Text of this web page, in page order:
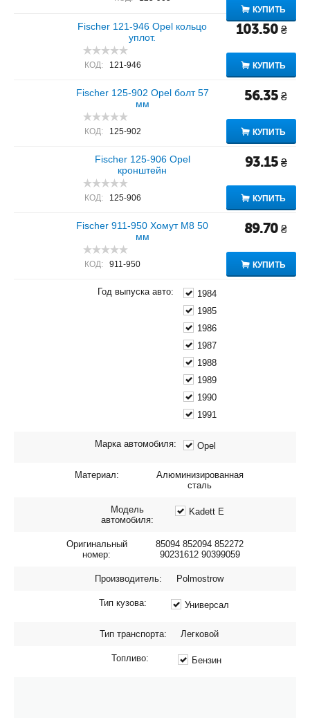
КУПИТЬ
Fischer 121-946 Opel кольцо
уплот.
КОД: 121-946
103.50 ₴
КУПИТЬ
Fischer 125-902 Opel болт 57
мм
КОД: 125-902
56.35 ₴
КУПИТЬ
Fischer 125-906 Opel
кронштейн
КОД: 125-906
93.15 ₴
КУПИТЬ
Fischer 911-950 Хомут M8 50
мм
КОД: 911-950
89.70 ₴
КУПИТЬ
Год выпуска авто:
1984
1985
1986
1987
1988
1989
1990
1991
Марка автомобиля: Opel
Материал:
Алюминизированная
сталь
Модель
автомобиля:
Kadett E
Оригинальный
номер:
85094 852094 852272
90231612 90399059
Производитель: Polmostrow
Тип кузова: Универсал
Тип транспорта: Легковой
Топливо: Бензин